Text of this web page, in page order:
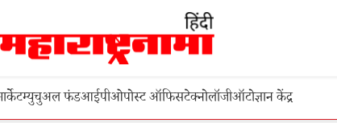
म्युचुअल फंडआईपीओपोस्ट ऑफिसटेक्नोलॉजीऑटोज्ञान केंद्र